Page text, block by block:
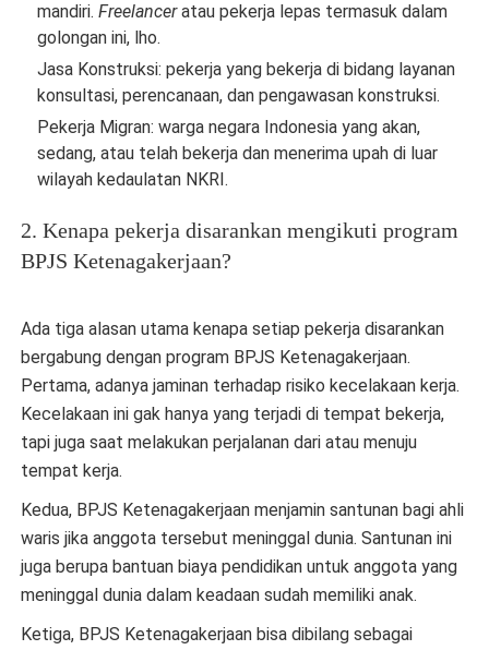
mandiri. Freelanceratau pekerja lepas termasuk dalam
golongan ini, lho.
Jasa Konstruksi: pekerja yang bekerja di bidang layanan
konsultasi, perencanaan, dan pengawasan konstruksi.
Pekerja Migran: warga negara Indonesia yang akan,
sedang, atau telah bekerja dan menerima upah di luar
wilayah kedaulatan NKRI.
2. Kenapa pekerja disarankan mengikuti program
BPJS Ketenagakerjaan?
Ada tiga alasan utama kenapa setiap pekerja disarankan
bergabung dengan program BPJS Ketenagakerjaan.
Pertama, adanya jaminan terhadap risiko kecelakaan kerja.
Kecelakaan ini gak hanya yang terjadi di tempat bekerja,
tapi juga saat melakukan perjalanan dari atau menuju
tempat kerja.
Kedua, BPJS Ketenagakerjaan menjamin santunan bagi ahli
waris jika anggota tersebut meninggal dunia. Santunan ini
juga berupa bantuan biaya pendidikan untuk anggota yang
meninggal dunia dalam keadaan sudah memiliki anak.
Ketiga, BPJS Ketenagakerjaan bisa dibilang sebagai